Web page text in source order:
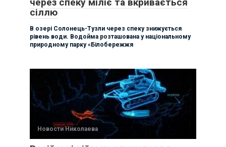
сіллю
В озері Солонець-Тузли через спеку знижується
рівень води. Водойма розташована у національному
природному парку «Білобережжя
Новости Николаева